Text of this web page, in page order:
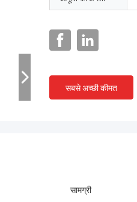
सबसे अच्छी कीमत
सामग्री